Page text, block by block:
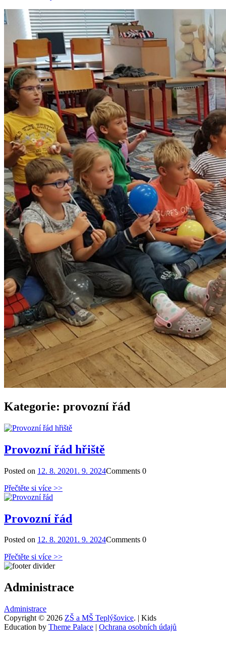
Kategorie: provozní řád
Provozní řád hřiště
Posted on 12. 8. 20201. 9. 2024Comments 0
Přečtěte si více >>
Provozní řád
Posted on 12. 8. 20201. 9. 2024Comments 0
Přečtěte si více >>
Administrace
Administrace
Copyright © 2026 ZŠ a MŠ Teplýšovice. | Kids
Education by Theme Palace | Ochrana osobních údajů